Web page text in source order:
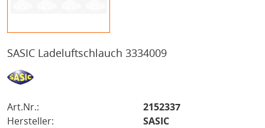
SASIC Ladeluftschlauch 3334009
Art.Nr.:
2152337
Hersteller:
SASIC